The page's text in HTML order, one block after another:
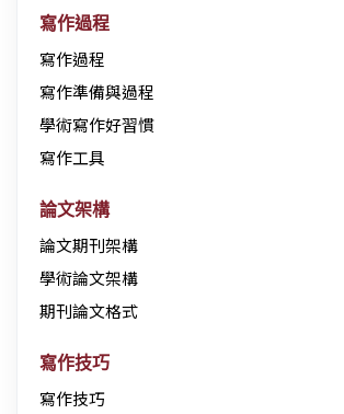
寫作過程
寫作過程
寫作準備與過程
學術寫作好習慣
寫作工具
論文架構
論文期刊架構
學術論文架構
期刊論文格式
寫作技巧
寫作技巧